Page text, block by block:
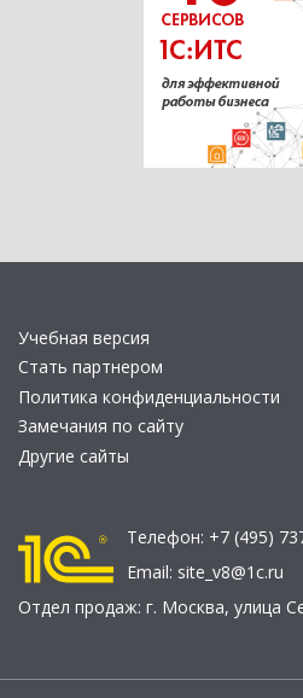
Учебная версия
Стать партнером
Политика конфиденциальности
Замечания по сайту
Другие сайты
Телефон: +7 (495)
Email: site_v8@1c.ru
Отдел продаж: г. Москва, улица